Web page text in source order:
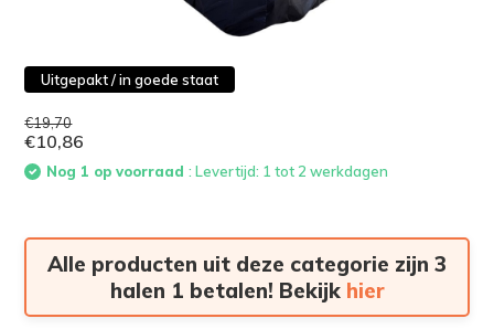
Uitgepakt / in goede staat
€19,70
€10,86
Nog 1 op voorraad: Levertijd: 1 tot 2 werkdagen
Alle producten uit deze categorie zijn 3
halen 1 betalen! Bekijk hier